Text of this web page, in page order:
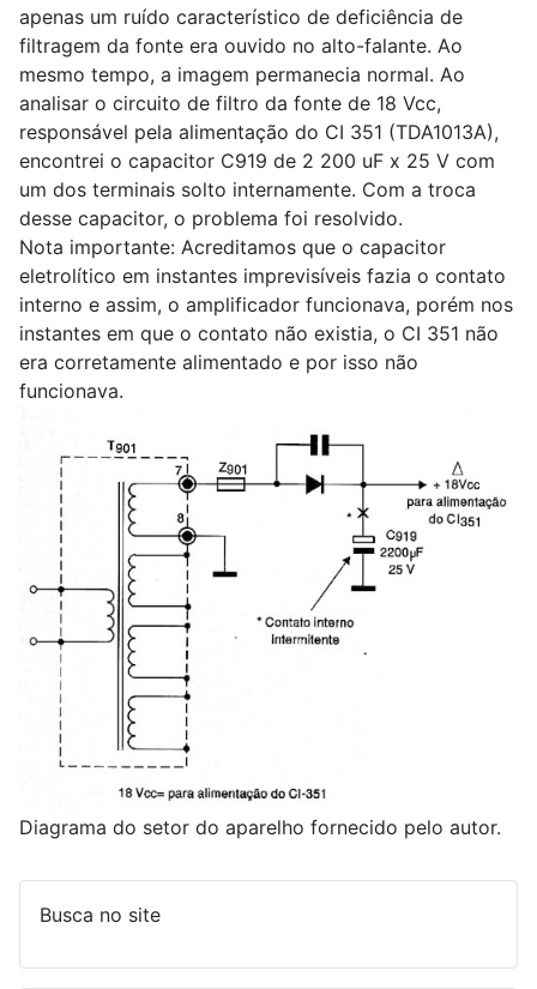
apenas um ruído característico de deficiência de
filtragem da fonte era ouvido no alto-falante. Ao
mesmo tempo, a imagem permanecia normal. Ao
analisar o circuito de filtro da fonte de 18 Vcc,
responsável pela alimentação do CI 351 (TDA1013A),
encontrei o capacitor C919 de 2 200 uF x 25 V com
um dos terminais solto internamente. Com a troca
desse capacitor, o problema foi resolvido.
Nota importante: Acreditamos que o capacitor
eletrolítico em instantes imprevisíveis fazia o contato
interno e assim, o amplificador funcionava, porém nos
instantes em que o contato não existia, o CI 351 não
era corretamente alimentado e por isso não
funcionava.
Diagrama do setor do aparelho fornecido pelo autor.
Busca no site